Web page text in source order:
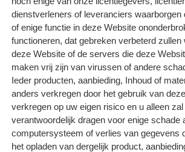
dienstverleners of leveranciers waarborgen
of enige functie in deze Website
functioneren, dat gebreken verbeterd zullen
deze Website of de servers die deze
maken vrij zijn van virussen of andere
Ieder producten, aanbieding, Inhoud of
anders verkregen door het gebruik van
verkregen op uw eigen risico en u alleen zal
verantwoordelijk dragen voor enige schade
computersysteem of verlies van gegevens
het opladen van dergelijk product,